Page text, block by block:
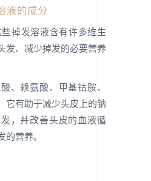
液的成分
掉发溶液含有许多维生
发、减少掉发的必要营养
、赖氨酸、甲基钴胺、
它有助于减少头皮上的钠
，并改善头皮的血液循
营养。